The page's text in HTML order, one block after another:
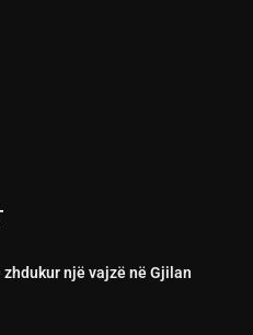
zhdukur një vajzë në Gjilan